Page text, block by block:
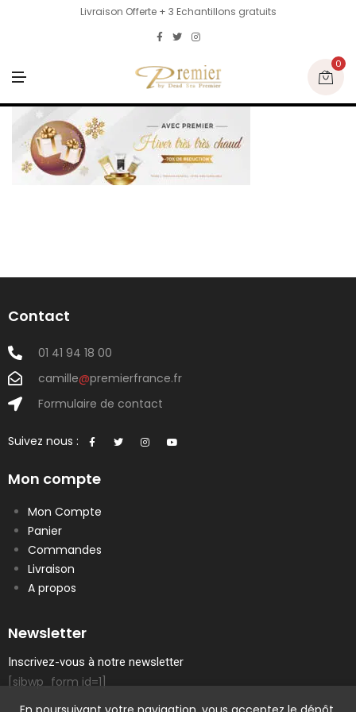
Livraison Offerte + 3 Echantillons gratuits
N
U
0
Contact
01 41 94 18 00
camille@premierfrance.fr
Formulaire de contact
Suivez nous :
Mon compte
Mon Compte
Panier
Commandes
Livraison
A propos
Newsletter
Inscrivez-vous à notre newsletter
[sibwp_form id=1]